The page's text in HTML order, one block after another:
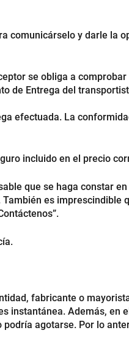
comunicárselo y darle la
se obliga a
de Entrega del
efectuada. La
incluido en el precio
que se haga constar
es imprescindible
fabricante o
instantánea. Además, en
agotarse. Por lo